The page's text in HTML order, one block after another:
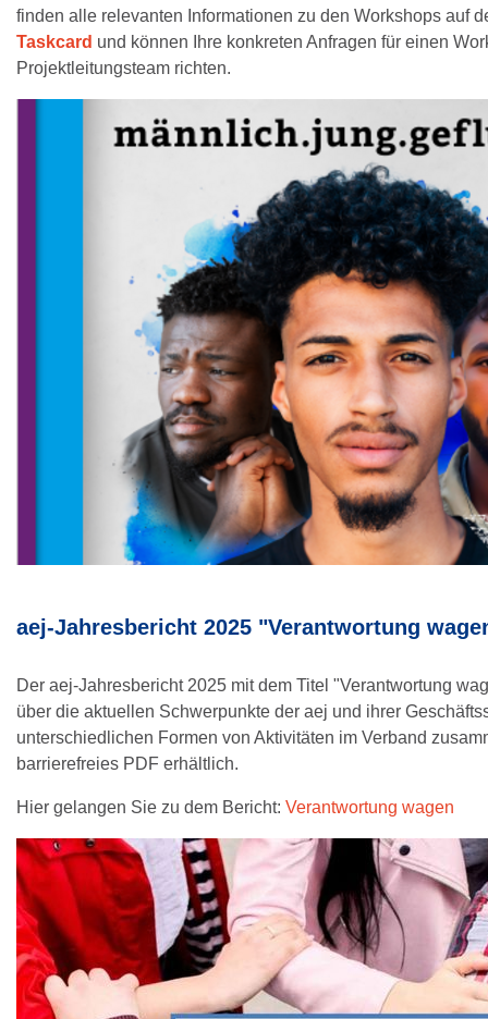
finden alle relevanten Informationen zu den Workshops auf
Taskcard und können Ihre konkreten Anfragen für einen
Projektleitungsteam richten.
aej-Jahresbericht 2025 "Verantwortung
Der aej-Jahresbericht 2025 mit dem Titel "Verantwortung
über die aktuellen Schwerpunkte der aej und ihrer
unterschiedlichen Formen von Aktivitäten im Verband
barrierefreies PDF erhältlich.
Hier gelangen Sie zu dem Bericht: Verantwortung wagen